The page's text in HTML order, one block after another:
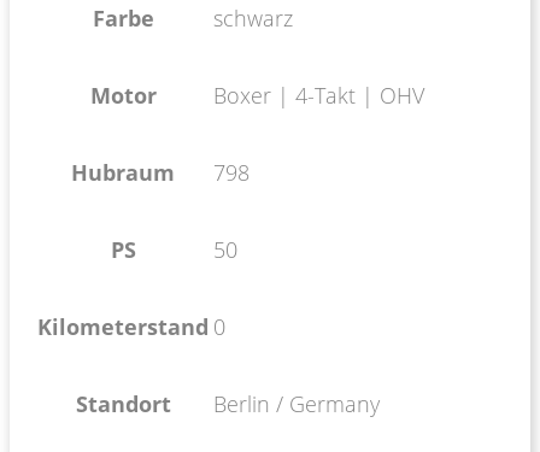
Farbe schwarz
Motor Boxer | 4-Takt | OHV
Hubraum 798
PS 50
Kilometerstand 0
Standort Berlin / Germany